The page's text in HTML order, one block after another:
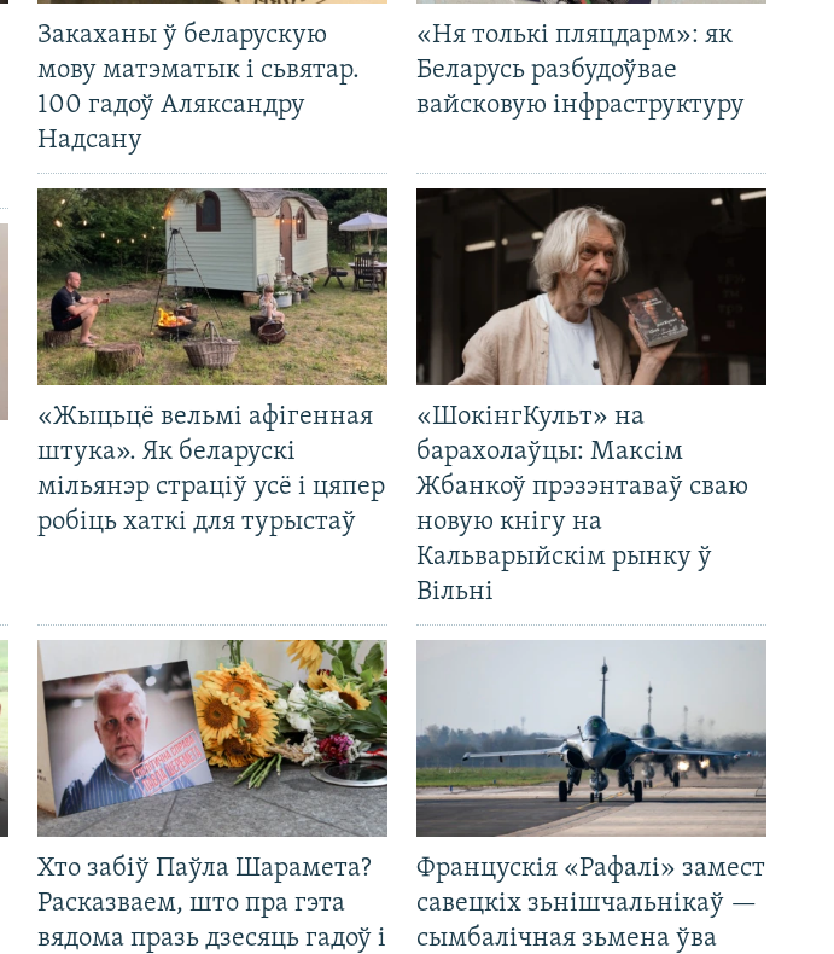
Закаханы ў беларускую
мову матэматык і сьвятар.
100 гадоў Аляксандру
Надсану
«Ня толькі пляцдарм»: як
Беларусь разбудоўвае
вайсковую інфраструктуру
«Жыцьцё вельмі афігенная
штука». Як беларускі
мільянэр страціў усё і цяпер
робіць хаткі для турыстаў
«ШокінгКульт» на
барахолаўцы: Максім
Жбанкоў прэзэнтаваў сваю
новую кнігу на
Кальварыйскім рынку ў
Вільні
Хто забіў Паўла Шарамета?
Расказваем, што пра гэта
вядома празь дзесяць гадоў і
Францускія «Рафалі» замест
савецкіх зьнішчальнікаў —
сымбалічная зьмена ўва